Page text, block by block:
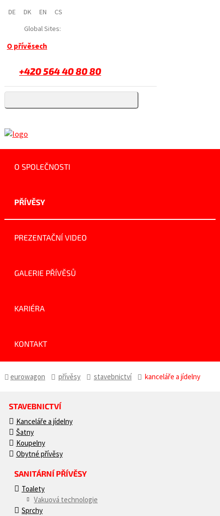
DE DK EN
CS
Global Sites:
O přívěsech
+420 564 40 80 80
O SPOLEČNOSTI
PŘÍVĚSY
PREZENTAČNÍ VIDEO
GALERIE PŘÍVĚSŮ
KARIÉRA
KONTAKT
eurowagon přívěsy stavebnictví kanceláře a jídelny
STAVEBNICTVÍ
Kanceláře a jídelny
Šatny
Koupelny
Obytné přívěsy
SANITÁRNÍ PŘÍVĚSY
Toalety
Vakuová technologie
Sprchy